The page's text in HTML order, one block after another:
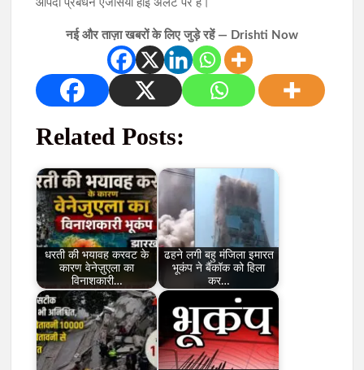
आपदा प्रबंधन एजेंसियां हाई अलर्ट पर हैं।
नई और ताज़ा खबरों के लिए जुड़े रहें — Drishti Now
Related Posts:
धरती की भयावह करवट के
कारण वेनेज़ुएला का
विनाशकारी…
ढहने लगी बहु मंजिला इमारत
भूकंप ने बैंकॉक को हिला
कर…